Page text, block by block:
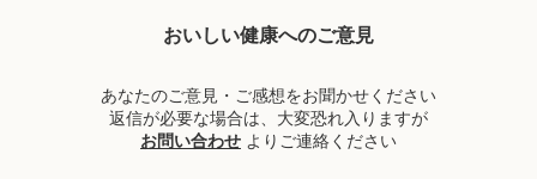
おいしい健康へのご意見
あなたのご意見・ご感想をお聞かせください
返信が必要な場合は、大変恐れ入りますが
お問い合わせ よりご連絡ください